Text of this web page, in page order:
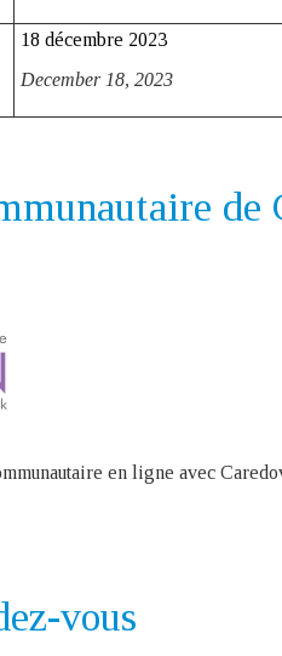
18 décembre 2023
December 18, 2023
de
en ligne avec
vous